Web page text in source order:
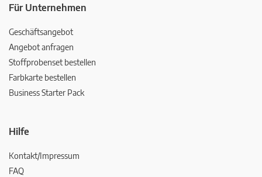
Für Unternehmen
Geschäftsangebot
Angebot anfragen
Stoffprobenset bestellen
Farbkarte bestellen
Business Starter Pack
Hilfe
Kontakt/Impressum
FAQ